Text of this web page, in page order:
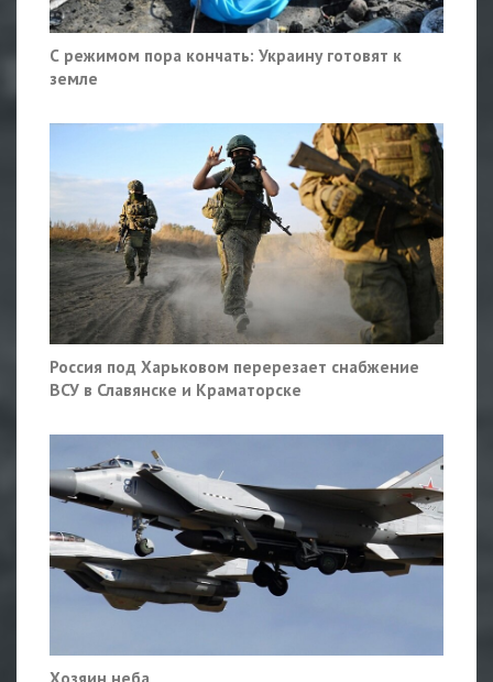
С режимом пора кончать: Украину готовят к
земле
Россия под Харьковом перерезает снабжение
ВСУ в Славянске и Краматорске